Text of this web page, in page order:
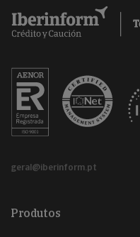
geral@iberinform.pt
Produtos